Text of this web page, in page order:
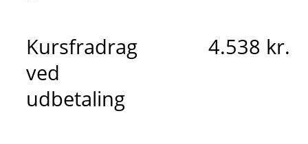
Kursfradrag
ved
udbetaling
4.538 kr.